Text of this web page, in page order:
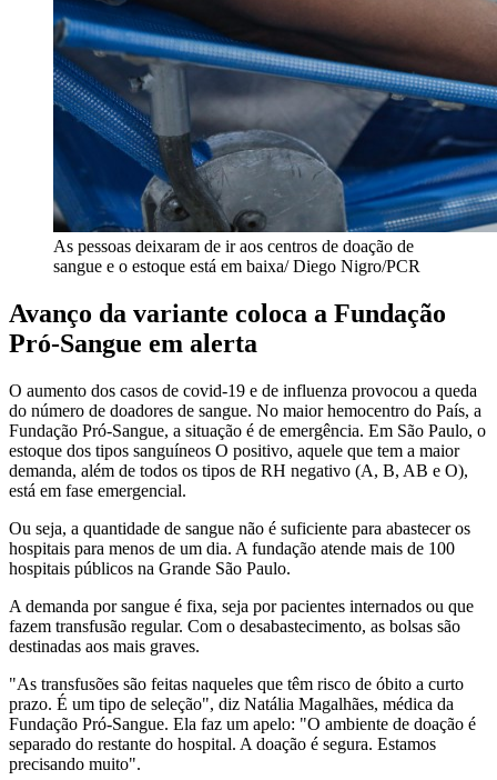
As pessoas deixaram de ir aos centros de doação de
sangue e o estoque está em baixa/ Diego Nigro/PCR
Avanço da variante coloca a Fundação
Pró-Sangue em alerta
O aumento dos casos de covid-19 e de influenza provocou a queda
do número de doadores de sangue. No maior hemocentro do País, a
Fundação Pró-Sangue, a situação é de emergência. Em São Paulo, o
estoque dos tipos sanguíneos O positivo, aquele que tem a maior
demanda, além de todos os tipos de RH negativo (A, B, AB e O),
está em fase emergencial.
Ou seja, a quantidade de sangue não é suficiente para abastecer os
hospitais para menos de um dia. A fundação atende mais de 100
hospitais públicos na Grande São Paulo.
A demanda por sangue é fixa, seja por pacientes internados ou que
fazem transfusão regular. Com o desabastecimento, as bolsas são
destinadas aos mais graves.
"As transfusões são feitas naqueles que têm risco de óbito a curto
prazo. É um tipo de seleção", diz Natália Magalhães, médica da
Fundação Pró-Sangue. Ela faz um apelo: "O ambiente de doação é
separado do restante do hospital. A doação é segura. Estamos
precisando muito".